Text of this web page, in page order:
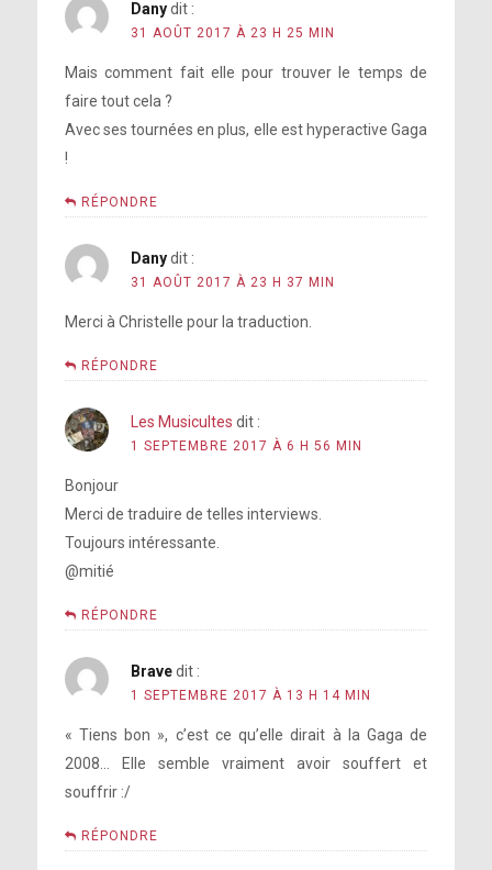
Dany dit :
31 AOÛT 2017 À 23 H 25 MIN
Mais comment fait elle pour trouver le temps de
faire tout cela ?
Avec ses tournées en plus, elle est hyperactive Gaga
!
RÉPONDRE
Dany dit :
31 AOÛT 2017 À 23 H 37 MIN
Merci à Christelle pour la traduction.
RÉPONDRE
Les Musicultes dit :
1 SEPTEMBRE 2017 À 6 H 56 MIN
Bonjour
Merci de traduire de telles interviews.
Toujours intéressante.
@mitié
RÉPONDRE
Brave dit :
1 SEPTEMBRE 2017 À 13 H 14 MIN
« Tiens bon », c’est ce qu’elle dirait à la Gaga de
2008… Elle semble vraiment avoir souffert et
souffrir :/
RÉPONDRE